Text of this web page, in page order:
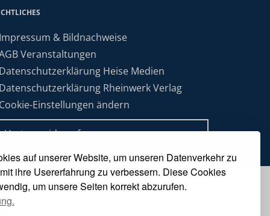
auf unserer Website, um unseren Datenverkehr zu
ihre Usererfahrung zu verbessern. Diese Cookies
um unsere Seiten korrekt abzurufen.
& Bildnachweise
Veranstaltungen
Heise Medien
Rheinwerk Verlag
Einstellungen ändern
Vertrag widerrufen